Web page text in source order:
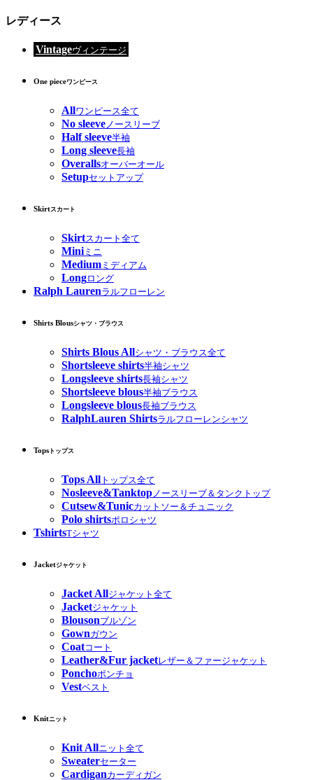
レディース
Vintageヴィンテージ
One pieceワンピース
Allワンピース全て
No sleeveノースリーブ
Half sleeve半袖
Long sleeve長袖
Overallsオーバーオール
Setupセットアップ
Skirtスカート
Skirtスカート全て
Miniミニ
Medium ミディアム
Longロング
Ralph Laurenラルフローレン
Shirts Blousシャツ・ブラウス
Shirts Blous Allシャツ・ブラウス全て
Shortsleeve shirts半袖シャツ
Longsleeve shirts長袖シャツ
Shortsleeve blous半袖ブラウス
Longsleeve blous長袖ブラウス
RalphLauren Shirtsラルフローレンシャツ
Tops トップス
Tops All トップス全て
Nosleeve&Tanktop ノースリーブ＆タンクトップ
Cutsew&Tunicカットソー＆チュニック
Polo shirtsポロシャツ
TshirtsTシャツ
Jacketジャケット
Jacket Allジャケット全て
Jacketジャケット
Blousonブルゾン
Gownガウン
Coatコート
Leather&Fur jacketレザー＆ファージャケット
Ponchoポンチョ
Vestベスト
Knitニット
Knit Allニット全て
Sweaterセーター
Cardiganカーディガン